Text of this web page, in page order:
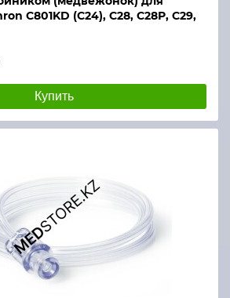
С801KD (С24), С28, С28Р, С29,
Купить